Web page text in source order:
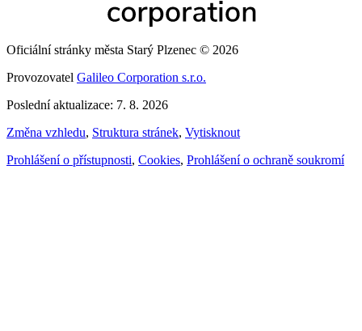
Oficiální stránky města Starý Plzenec © 2026
Provozovatel Galileo Corporation s.r.o.
Poslední aktualizace: 7. 8. 2026
Změna vzhledu, Struktura stránek, Vytisknout
Prohlášení o přístupnosti, Cookies, Prohlášení o ochraně soukromí